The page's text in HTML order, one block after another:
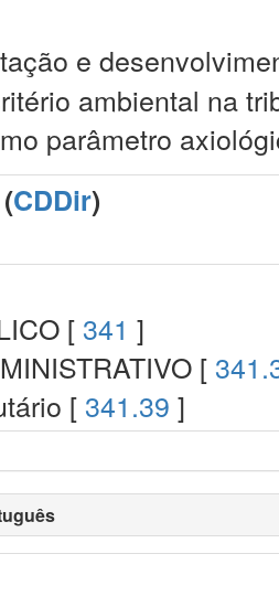
e
ambiental na
parâmetro
CDDir)
[ 341 ]
[
[ 341.39 ]